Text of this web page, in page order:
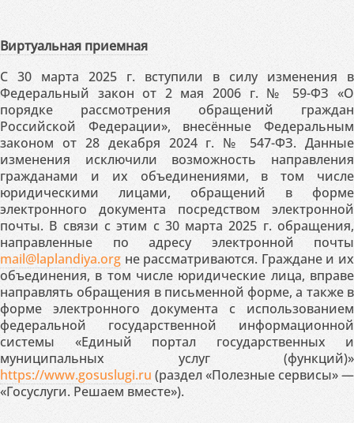
Виртуальная приемная
С 30 марта 2025 г. вступили в силу изменения в
Федеральный закон от 2 мая 2006 г. № 59-ФЗ «О
порядке рассмотрения обращений граждан
Российской Федерации», внесённые Федеральным
законом от 28 декабря 2024 г. № 547-ФЗ. Данные
изменения исключили возможность направления
гражданами и их объединениями, в том числе
юридическими лицами, обращений в форме
электронного документа посредством электронной
почты. В связи с этим с 30 марта 2025 г. обращения,
направленные по адресу электронной почты
mail@laplandiya.org не рассматриваются. Граждане и их
объединения, в том числе юридические лица, вправе
направлять обращения в письменной форме, а также в
форме электронного документа с использованием
федеральной государственной информационной
системы «Единый портал государственных и
муниципальных услуг (функций)»
https://www.gosuslugi.ru (раздел «Полезные сервисы» —
«Госуслуги. Решаем вместе»).